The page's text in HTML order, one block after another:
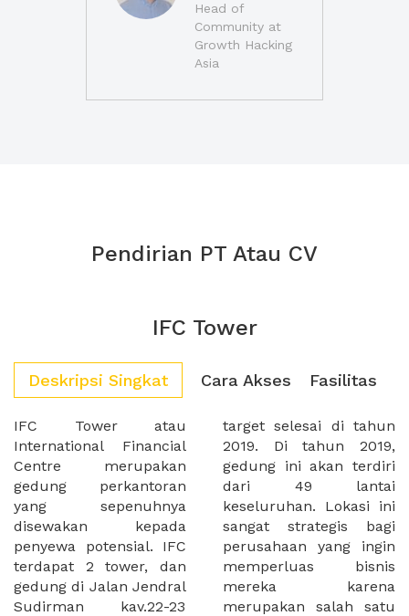
Head of
Community at
Growth Hacking
Asia
Pendirian PT Atau CV
IFC Tower
Deskripsi Singkat Cara Akses Fasilitas
IFC Tower atau
International Financial
Centre merupakan
gedung perkantoran
yang sepenuhnya
disewakan kepada
penyewa potensial. IFC
terdapat 2 tower, dan
gedung di Jalan Jendral
Sudirman kav.22-23
target selesai di tahun
2019. Di tahun 2019,
gedung ini akan terdiri
dari 49 lantai
keseluruhan. Lokasi ini
sangat strategis bagi
perusahaan yang ingin
memperluas bisnis
mereka karena
merupakan salah satu